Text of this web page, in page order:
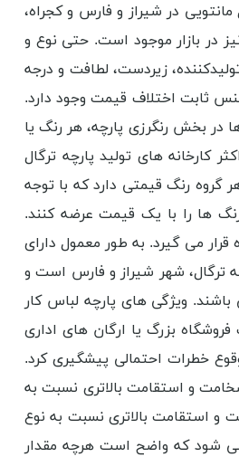
در شیراز و فارس و کجراه،
در بازار موجود است. حتی نوع و
زیردست، لطافت و درجه
ثابت اختلاف قیمت وجود دارد.
در بخش رنگرزی پارچه، هر رنگ یا
های تولید پارچه ترگال
گروه رنگ قیمتی دارد که با توجه
ها را با یک قیمت عرضه کنند.
قرار می گیرد. به طور معمول دارای
ترگال، شهر شیراز و فارس است و
ویژگی های پارچه لباس کار
بزرگ یا ارگان های اداری
خطرات احتمالی پیشگیری کرد.
و استقامت بالاتری نسبت به
و استقامت بالاتری نسبت به نوع
می شود که واضح است هرچه مقدار